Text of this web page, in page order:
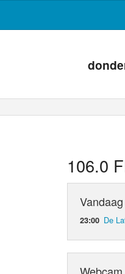
106.0
23:00 De
Webcam